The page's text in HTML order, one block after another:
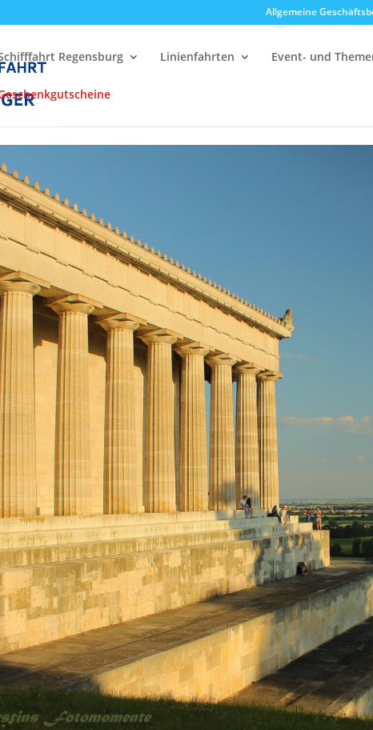
Allgemeine
Regensburg Linienfahrten Event- und